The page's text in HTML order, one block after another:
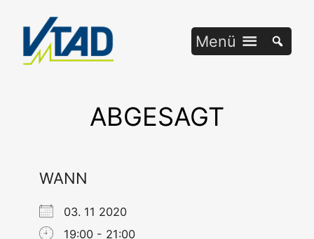
springen
Menü
ABGESAGT
WANN
03. 11 2020
19:00 - 21:00